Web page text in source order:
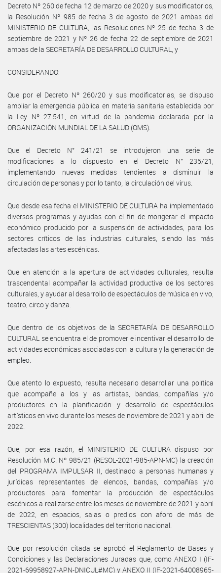
Decreto Nº 260 de fecha 12 de marzo de 2020 y sus modificatorios,
la Resolución Nº 985 de fecha 3 de agosto de 2021 ambas del
MINISTERIO DE CULTURA, las Resoluciones Nº 25 de fecha 3 de
septiembre de 2021 y Nº 26 de fecha 22 de septiembre de 2021
ambas de la SECRETARÍA DE DESARROLLO CULTURAL, y
CONSIDERANDO:
Que por el Decreto Nº 260/20 y sus modificatorias, se dispuso
ampliar la emergencia pública en materia sanitaria establecida por
la Ley Nº 27.541, en virtud de la pandemia declarada por la
ORGANIZACIÓN MUNDIAL DE LA SALUD (OMS).
Que el Decreto N° 241/21 se introdujeron una serie de
modificaciones a lo dispuesto en el Decreto N° 235/21,
implementando nuevas medidas tendientes a disminuir la
circulación de personas y por lo tanto, la circulación del virus.
Que desde esa fecha el MINISTERIO DE CULTURA ha implementado
diversos programas y ayudas con el fin de morigerar el impacto
económico producido por la suspensión de actividades, para los
sectores críticos de las industrias culturales, siendo las más
afectadas las artes escénicas.
Que en atención a la apertura de actividades culturales, resulta
trascendental acompañar la actividad productiva de los sectores
culturales, y ayudar al desarrollo de espectáculos de música en vivo,
teatro, circo y danza.
Que dentro de los objetivos de la SECRETARÍA DE DESARROLLO
CULTURAL se encuentra el de promover e incentivar el desarrollo de
actividades económicas asociadas con la cultura y la generación de
empleo.
Que atento lo expuesto, resulta necesario desarrollar una política
que acompañe a los y las artistas, bandas, compañías y/o
productores en la planificación y desarrollo de espectáculos
artísticos en vivo durante los meses de noviembre de 2021 y abril de
2022.
Que, por esa razón, el MINISTERIO DE CULTURA dispuso por
Resolución M.C. Nº 985/21 (RESOL-2021-985-APN-MC) la creación
del PROGRAMA IMPULSAR II, destinado a personas humanas y
jurídicas representantes de elencos, bandas, compañías y/o
productores para fomentar la producción de espectáculos
escénicos a realizarse entre los meses de noviembre de 2021 y abril
de 2022, en espacios, salas o predios con aforo de más de
TRESCIENTAS (300) localidades del territorio nacional.
Que por resolución citada se aprobó el Reglamento de Bases y
Condiciones y las Declaraciones Juradas que, como ANEXO I (IF-
2021-69958927-APN-DNICUL#MC) y ANEXO II (IF-2021-64008965-